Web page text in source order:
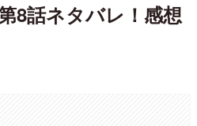
8話ネタバレ！感想